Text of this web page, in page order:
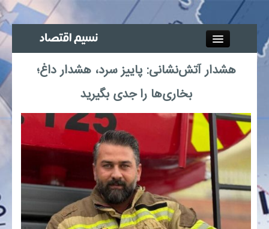
جذب خبرنگار
آگهی استخدام
چند رسانه‌ای
اجتماعی
هشدار آتش‌نشانی: پاییز سرد، هشدار داغ؛
بخاری‌ها را جدی بگیرید